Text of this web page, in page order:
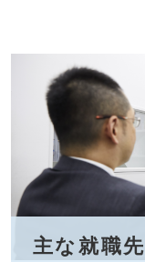
主な就職先